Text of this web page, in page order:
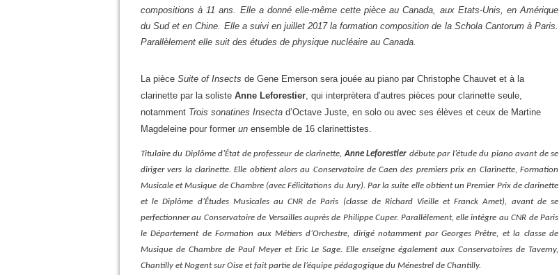
compositions à 11 ans. Elle a donné elle-même cette pièce au Canada, aux Etats-Unis, en Amérique
du Sud et en Chine. Elle a suivi en juillet 2017 la formation composition de la Schola Cantorum à Paris.
Parallèlement elle suit des études de physique nucléaire au Canada.
La pièce Suite of Insects de Gene Emerson sera jouée au piano par Christophe Chauvet et à la
clarinette par la soliste Anne Leforestier, qui interprètera d’autres pièces pour clarinette seule,
notamment Trois sonatines Insecta d’Octave Juste, en solo ou avec ses élèves et ceux de Martine
Magdeleine pour former un ensemble de 16 clarinettistes.
Titulaire du Diplôme d’État de professeur de clarinette,Anne Leforestier débute par l’étude du piano avant de se
diriger vers la clarinette. Elle obtient alors au Conservatoire de Caen des premiers prix en Clarinette, Formation
Musicale et Musique de Chambre (avec Félicitations du Jury). Par la suite elle obtient un Premier Prix de clarinette
et le Diplôme d’Études Musicales au CNR de Paris (classe de Richard Vieille et Franck Amet), avant de se
perfectionner au Conservatoire de Versailles auprès de Philippe Cuper. Parallèlement, elle intègre au CNR de Paris
le Département de Formation aux Métiers d’Orchestre, dirigé notamment par Georges Prêtre, et la classe de
Musique de Chambre de Paul Meyer et Eric Le Sage. Elle enseigne également aux Conservatoires de Taverny,
Chantilly et Nogent sur Oise et fait partie de l’équipe pédagogique du Ménestrel de Chantilly.